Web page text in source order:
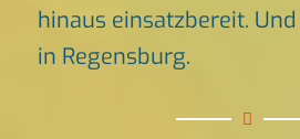
hinaus einsatzbereit.
in Regensburg.